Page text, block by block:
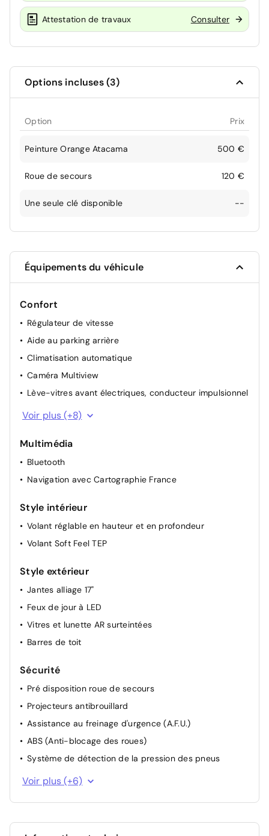
Attestation de travaux Consulter
Options incluses (3)
Option Prix
Peinture Orange Atacama 500 €
Roue de secours 120 €
Une seule clé disponible --
Équipements du véhicule
Confort
Régulateur de vitesse
Aide au parking arrière
Climatisation automatique
Caméra Multiview
Lève-vitres avant électriques, conducteur impulsionnel
ECO Mode
Sièges avant réglables en hauteur + mise en tablette
du siège passager
Lunette arrière chauffante
dégivrants
Lève-vitres AR électriques
Airbag passager déconnectable
Voir plus (+8)
Multimédia
Bluetooth
Navigation avec Cartographie France
Style intérieur
Volant réglable en hauteur et en profondeur
Volant Soft Feel TEP
Style extérieur
Jantes alliage 17"
Feux de jour à LED
Vitres et lunette AR surteintées
Barres de toit
Sécurité
Pré disposition roue de secours
Projecteurs antibrouillard
Assistance au freinage d'urgence (A.F.U.)
ABS (Anti-blocage des roues)
Système de détection de la pression des pneus
Système de contrôle de trajectoire (ESP) et aide au
démarrage en côte
Allumage automatique des feux avec capteur de
Voir plus (+6)